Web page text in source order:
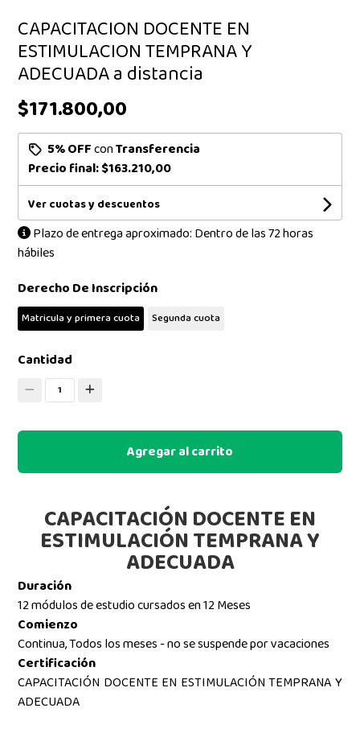
CAPACITACION DOCENTE EN
ESTIMULACION TEMPRANA Y
ADECUADA a distancia
$171.800,00
5% OFFconTransferencia
Precio final:$163.210,00
Ver cuotas y descuentos
Plazo de entrega aproximado: Dentro de las 72 horas
hábiles
Derecho De Inscripción
Matricula y primera cuota Segunda cuota
Cantidad
1
Agregar al carrito
CAPACITACIÓN DOCENTE EN
ESTIMULACIÓN TEMPRANA Y
ADECUADA
Duración
12 módulos de estudio cursados en 12 Meses
Comienzo
Continua, Todos los meses - no se suspende por vacaciones
Certificación
CAPACITACIÓN DOCENTE EN ESTIMULACIÓN TEMPRANA Y
ADECUADA